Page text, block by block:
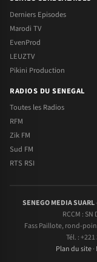
Derniers Episodes
Marodi TV
EvenProd
LEUZTV
Pikini Production
RADIOS DU SENEGAL
Toutes les Radios
RFM
Zik FM
Sud FM
RTS RSI
SENEGO MEDIA SUARL
RCCM : SN
Fass Paillote, rond-
Tél. : +221
Plan du site·